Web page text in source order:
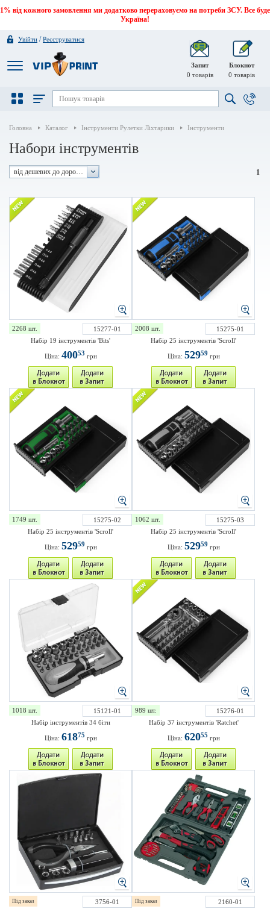
1% від кожного замовлення ми додатково перераховуємо на потреби ЗСУ. Все буде
Україна!
Увійти /Реєструватися
Запит
0 товарів
Блокнот
0 товарів
Головна Каталог Інструменти Рулетки Ліхтарики Інструменти
Набори інструментів
від дешевих до дорогих 1
2268 шт.
15277-01
Набір 19 інструментів 'Bits'
Ціна: 40053 грн
2008 шт.
15275-01
Набір 25 інструментів 'Scroll'
Ціна: 52959 грн
1749 шт.
15275-02
Набір 25 інструментів 'Scroll'
Ціна: 52959 грн
1062 шт.
15275-03
Набір 25 інструментів 'Scroll'
Ціна: 52959 грн
1018 шт.
15121-01
Набір інструментів 34 біти
Ціна: 61875 грн
989 шт.
15276-01
Набір 37 інструментів 'Ratchet'
Ціна: 62055 грн
Під заказ
3756-01
Під заказ
2160-01